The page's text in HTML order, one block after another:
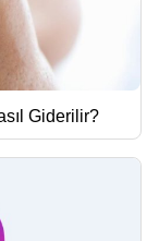
Giderilir?